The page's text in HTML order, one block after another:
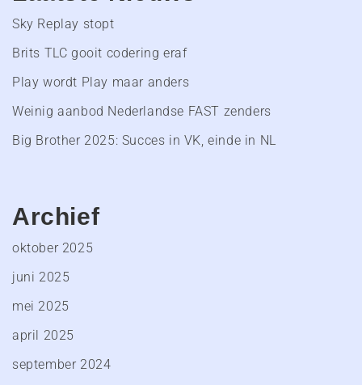
Sky Replay stopt
Brits TLC gooit codering eraf
Play wordt Play maar anders
Weinig aanbod Nederlandse FAST zenders
Big Brother 2025: Succes in VK, einde in NL
Archief
oktober 2025
juni 2025
mei 2025
april 2025
september 2024